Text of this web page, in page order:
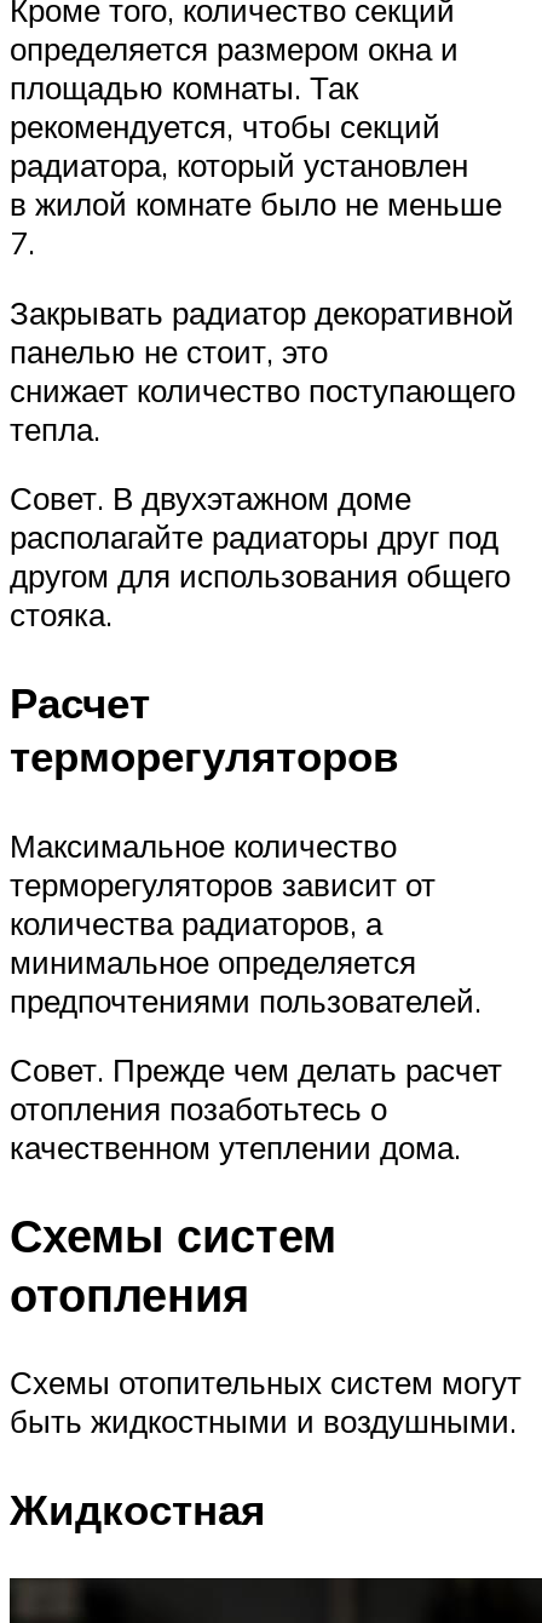
Кроме того, количество секций
определяется размером окна и
площадью комнаты. Так
рекомендуется, чтобы секций
радиатора, который установлен
в жилой комнате было не меньше
7.
Закрывать радиатор декоративной
панелью не стоит, это
снижает количество поступающего
тепла.
Совет. В двухэтажном доме
располагайте радиаторы друг под
другом для использования общего
стояка.
Расчет
терморегуляторов
Максимальное количество
терморегуляторов зависит от
количества радиаторов, а
минимальное определяется
предпочтениями пользователей.
Совет. Прежде чем делать расчет
отопления позаботьтесь о
качественном утеплении дома.
Схемы систем
отопления
Схемы отопительных систем могут
быть жидкостными и воздушными.
Жидкостная